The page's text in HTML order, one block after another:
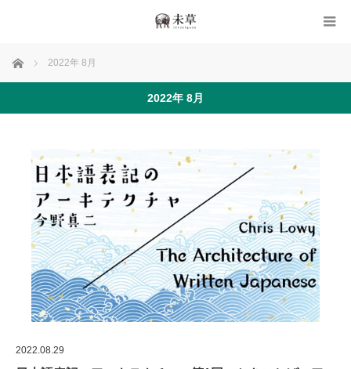
ホーム 2022年 8月
2022年 8月
2022.08.29